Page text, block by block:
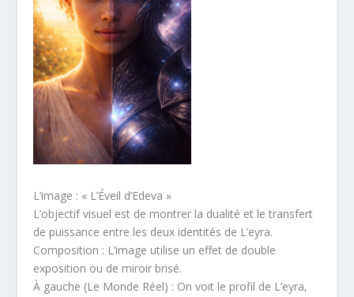
L’image : « L’Éveil d’Edeva »
L’objectif visuel est de montrer la dualité et le transfert
de puissance entre les deux identités de L’eyra.
Composition : L’image utilise un effet de double
exposition ou de miroir brisé.
À gauche (Le Monde Réel) : On voit le profil de L’eyra,